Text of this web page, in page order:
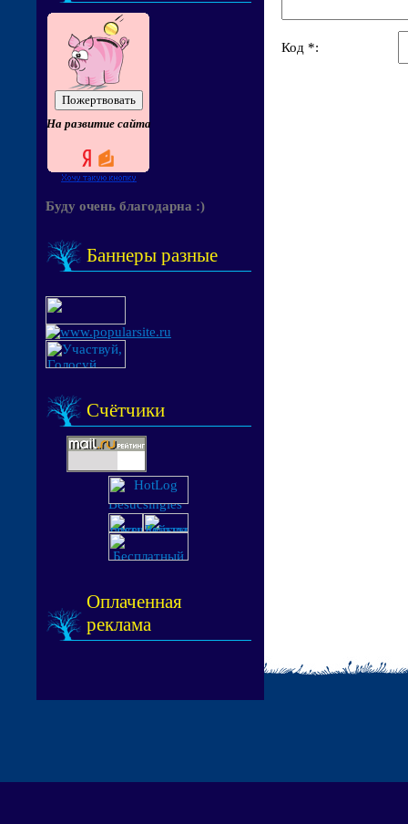
На развитие сайта
Буду очень благодарна :)
Баннеры разные
Счётчики
Оплаченная
реклама
Код *: